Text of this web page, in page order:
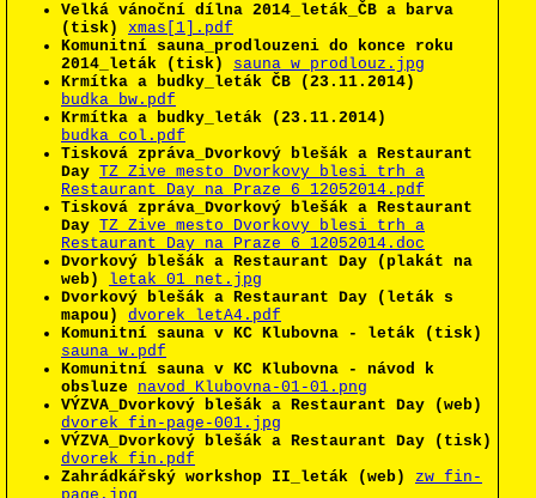
Velká vánoční dílna 2014_leták_ČB a barva
(tisk)
xmas[1].pdf
Komunitní sauna_prodlouzeni do konce roku
2014_leták (tisk)
sauna_w_prodlouz.jpg
Krmítka a budky_leták ČB (23.11.2014)
budka_bw.pdf
Krmítka a budky_leták (23.11.2014)
budka_col.pdf
Tisková zpráva_Dvorkový blešák a Restaurant
Day TZ_Zive mesto_Dvorkovy blesi trh a
Restaurant Day na Praze 6_12052014.pdf
Tisková zpráva_Dvorkový blešák a Restaurant
Day TZ_Zive mesto_Dvorkovy blesi trh a
Restaurant Day na Praze 6_12052014.doc
Dvorkový blešák a Restaurant Day (plakát na
web)
letak_01_net.jpg
Dvorkový blešák a Restaurant Day (leták s
mapou)
dvorek_letA4.pdf
Komunitní sauna v KC Klubovna - leták (tisk)
sauna_w.pdf
Komunitní sauna v KC Klubovna - návod k
obsluze navod_Klubovna-01-01.png
VÝZVA_Dvorkový blešák a Restaurant Day (web)
dvorek_fin-page-001.jpg
VÝZVA_Dvorkový blešák a Restaurant Day (tisk)
dvorek_fin.pdf
Zahrádkářský workshop II_leták (web)
zw_fin-